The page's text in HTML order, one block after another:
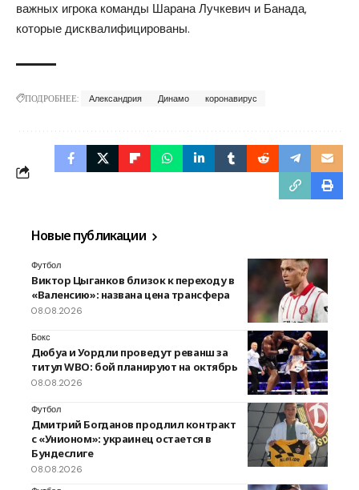
важных игрока команды Шарана Лучкевич и Банада,
которые дисквалифицированы.
ПОДРОБНЕЕ: Александрия Динамо коронавирус
Новые публикации
Футбол
Виктор Цыганков близок к переходу в
«Валенсию»: названа цена трансфера
08.08.2026
Бокс
Дюбуа и Уордли проведут реванш за
титул WBO: бой планируют на октябрь
08.08.2026
Футбол
Дмитрий Богданов продлил контракт
с «Унионом»: украинец остается в
Бундеслиге
08.08.2026